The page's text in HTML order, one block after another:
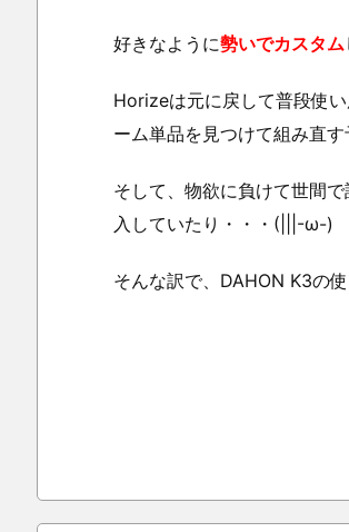
好きなように勢いでカスタム
Horizeは元に戻して普段使
ーム単品を見つけて組み直す
そして、物欲に負けて世間
入していたり・・・(|||-ω-)
そんな訳で、DAHON K3の